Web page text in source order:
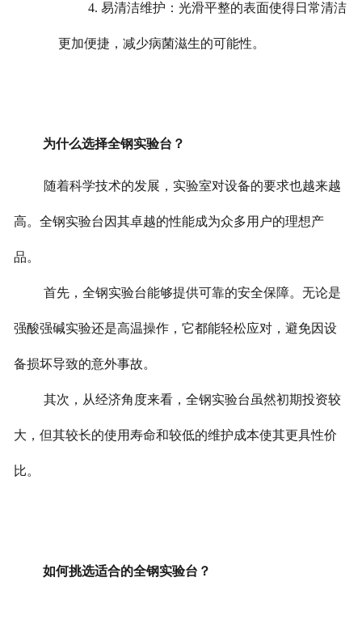
4. 易清洁维护：光滑平整的表面使得日常清洁
更加便捷，减少病菌滋生的可能性。
为什么选择全钢实验台？
随着科学技术的发展，实验室对设备的要求也越来越
高。全钢实验台因其卓越的性能成为众多用户的理想产
品。
首先，全钢实验台能够提供可靠的安全保障。无论是
强酸强碱实验还是高温操作，它都能轻松应对，避免因设
备损坏导致的意外事故。
其次，从经济角度来看，全钢实验台虽然初期投资较
大，但其较长的使用寿命和较低的维护成本使其更具性价
比。
如何挑选适合的全钢实验台？